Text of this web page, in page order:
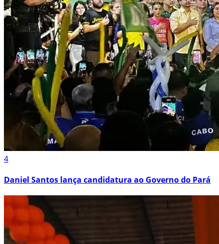
4
Daniel Santos lança candidatura ao Governo do Pará